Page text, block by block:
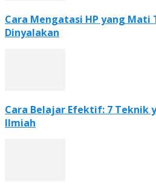
Cara Mengatasi HP yang Mati
Dinyalakan
Cara Belajar Efektif: 7 Teknik
Ilmiah